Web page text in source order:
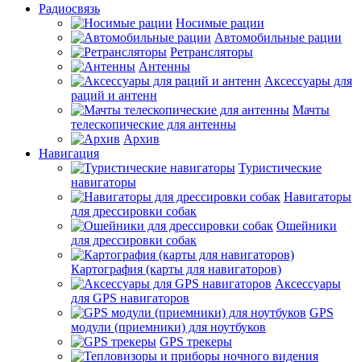
Радиосвязь
Носимые рации
Автомобильные рации
Ретрансляторы
Антенны
Аксессуары для
раций и антенн
Мачты
телескопические для антенны
Архив
Навигация
Туристические
навигаторы
Навигаторы
для дрессировки собак
Ошейники
для дрессировки собак
Картография (карты для навигаторов)
Аксессуары
для GPS навигаторов
GPS
модули (приемники) для ноутбуков
GPS трекеры